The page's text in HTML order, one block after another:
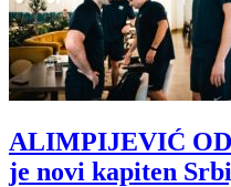
ALIMPIJEVIĆ
je novi kapiten